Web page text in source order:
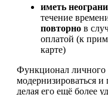
иметь
течение
повторно в
оплатой (к
карте)
Функционал личного
модернизироваться и
делая его ещё более